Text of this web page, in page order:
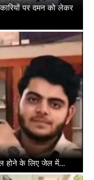
पर दमन को लेकर
होने के लिए जेल में...